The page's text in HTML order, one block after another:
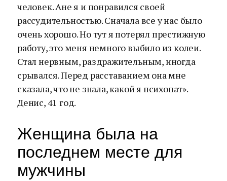
человек. Ане я и понравился своей
рассудительностью. Сначала все у нас было
очень хорошо. Но тут я потерял престижную
работу, это меня немного выбило из колеи.
Стал нервным, раздражительным, иногда
срывался. Перед расставанием она мне
сказала, что не знала, какой я психопат».
Денис, 41 год.
Женщина была на
последнем месте для
мужчины